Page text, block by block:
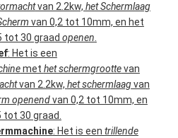
van 2.2kw, het Schermlaag
van 0,2 tot 10mm, en het
tot 30 graad openen.
: Het is een
met het schermgroottevan
van 2.2kw, het schermlaagvan
openendvan 0,2 tot 10mm, en
tot 30 graad.
: Het is een trillende